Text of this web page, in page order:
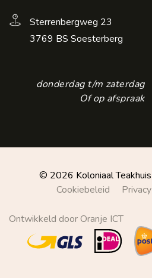
Sterrenbergweg 23
3769 BS Soesterberg
donderdag t/m zaterdag
Of op afspraak
© 2026 Koloniaal Teakhuis
Cookiebeleid
Privacy
Ontwikkeld door Oranje ICT